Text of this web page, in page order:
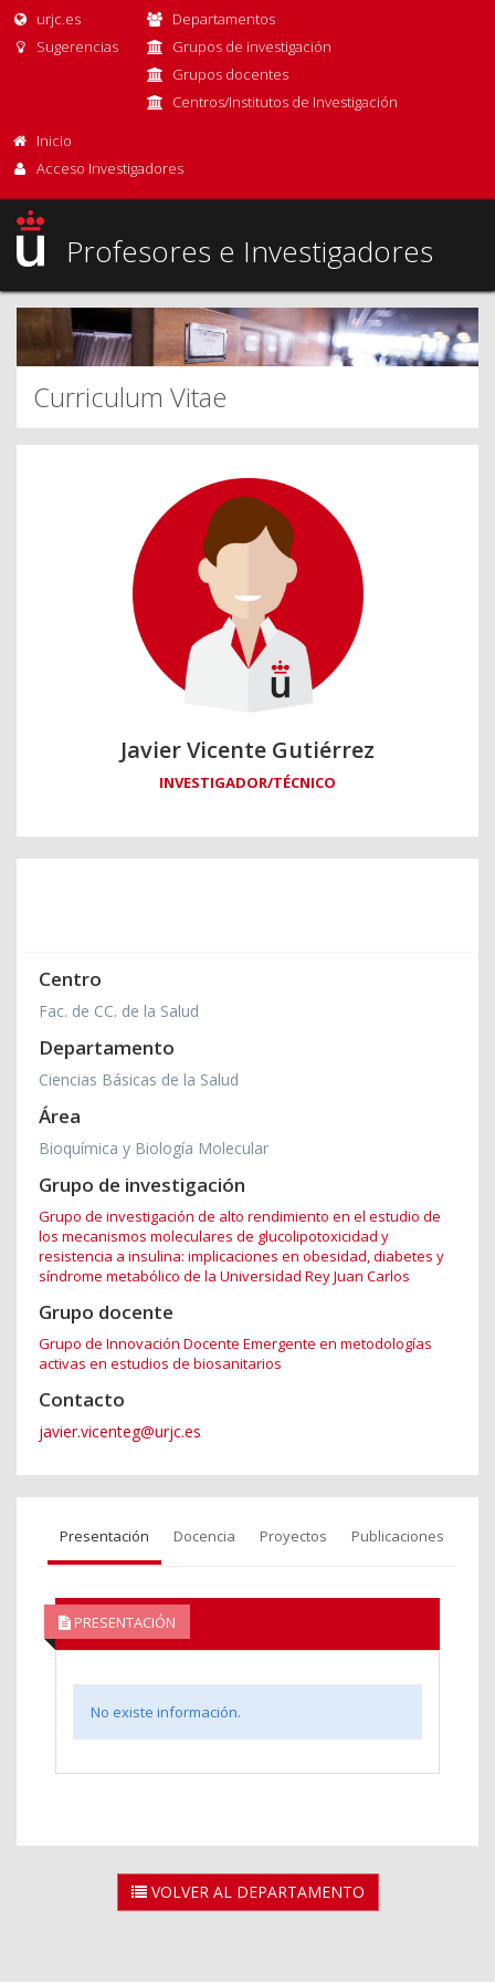
urjc.es
Sugerencias
Departamentos
Grupos de investigación
Grupos docentes
Centros/Institutos de Investigación
Inicio
Acceso Investigadores
Profesores e Investigadores
Curriculum Vitae
Javier Vicente Gutiérrez
INVESTIGADOR/TÉCNICO
Centro
Fac. de CC. de la Salud
Departamento
Ciencias Básicas de la Salud
Área
Bioquímica y Biología Molecular
Grupo de investigación
Grupo de investigación de alto rendimiento en el estudio de
los mecanismos moleculares de glucolipotoxicidad y
resistencia a insulina: implicaciones en obesidad, diabetes y
síndrome metabólico de la Universidad Rey Juan Carlos
Grupo docente
Grupo de Innovación Docente Emergente en metodologías
activas en estudios de biosanitarios
Contacto
javier.vicenteg@urjc.es
Presentación Docencia Proyectos Publicaciones
PRESENTACIÓN
No existe información.
VOLVER AL DEPARTAMENTO